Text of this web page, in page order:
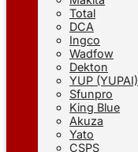
Total
DCA
Ingco
Wadfow
Dekton
YUP (YUPAI)
Sfunpro
King Blue
Akuza
Yato
CSPS